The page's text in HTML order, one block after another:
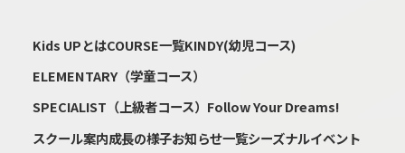
Kids UPとはCOURSE一覧KINDY(幼児コース)
ELEMENTARY（学童コース）
SPECIALIST（上級者コース） Follow Your Dreams!
スクール案内成長の様子お知らせ一覧シーズナルイベント